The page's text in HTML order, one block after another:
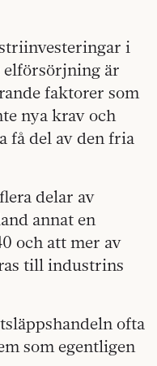
i
elförsörjning är
faktorer som
nya krav och
få del av den fria
delar av
annat en
och att mer av
till industrins
ofta
som egentligen